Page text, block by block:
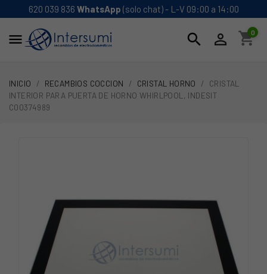
620 039 836 WhatsApp (solo chat) - L-V 09:00 a 14:00
 search  shopping_cart
0
INICIO RECAMBIOS COCCION CRISTAL HORNO
CRISTAL
INTERIOR PARA PUERTA DE HORNO WHIRLPOOL, INDESIT
C00374989